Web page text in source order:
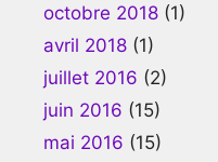
octobre 2018 (1)
avril 2018 (1)
juillet 2016 (2)
juin 2016 (15)
mai 2016 (15)